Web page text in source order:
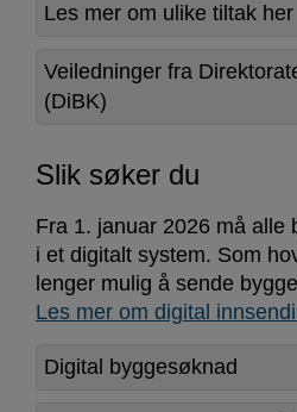
Les mer om ulike tiltak her
Veiledninger fra
(DiBK)
Slik søker du
Fra 1. januar 2026 må alle
i et digitalt system. Som
lenger mulig å sende
Les mer om digital
Digital byggesøknad